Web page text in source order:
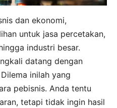
dan ekonomi,
untuk jasa percetakan,
industri besar.
datang dengan
Dilema inilah yang
pebisnis. Anda tentu
tetapi tidak ingin hasil